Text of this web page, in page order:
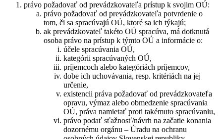
právo požadovať od prevádzkovateľa prístup k svojim OÚ:
právo požadovať od prevádzkovateľa potvrdenie o
tom, či sa spracúvajú OÚ, ktoré sa ich týkajú;
ak prevádzkovateľ takéto OÚ spracúva, má dotknutá
osoba právo na prístup k týmto OÚ a informácie o:
účele spracúvania OÚ,
kategórii spracúvaných OÚ,
príjemcoch alebo kategóriách príjemcov,
dobe ich uchovávania, resp. kritériách na jej
určenie,
existencii práva požadovať od prevádzkovateľa
opravu, výmaz alebo obmedzenie spracúvania
OÚ, práva namietať proti takémuto spracúvaniu,
právo podať sťažnosť/návrh na začatie konania
dozornému orgánu – Úradu na ochranu